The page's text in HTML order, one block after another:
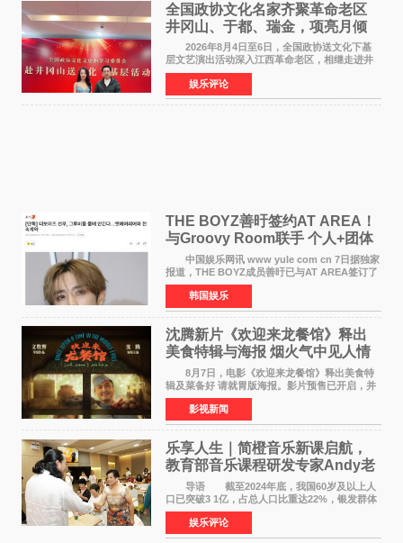
全国政协文化名家齐聚革命老区
井冈山、于都、瑞金，项亮月倾
情献唱《桃花谣》致敬红色沃土
2026年8月4日至6日，全国政协送文化下基
层文艺演出活动深入江西革命老区，相继走进井
冈山、于都长征出发地、瑞金三地。由全国政协
文化文史和学习委员会副主任、甘肃省政协原主
席欧阳坚率团，一
娱乐评论
THE BOYZ善旴签约AT AREA！
与Groovy Room联手 个人+团体
活动并行
中国娱乐网讯 www yule com cn 7日据独家
报道，THE BOYZ成员善旴已与AT AREA签订了
专属合约。AT AREA是由知名制作人组合
Groovy Room创立的hip-hop厂牌，旗下拥有多
位实力派音乐人，在韩
韩国娱乐
沈腾新片《欢迎来龙餐馆》释出
美食特辑与海报 烟火气中见人情
温暖
8月7日，电影《欢迎来龙餐馆》释出美食特
辑及菜备好 请就胃版海报。影片预售已开启，并
将于8月8日至10日14:00-21:00举行全国超前点
映。电影《欢迎来龙餐馆》作为战争美食喜剧大
片，讲述了中国
影视新闻
乐享人生｜简橙音乐新课启航，
教育部音乐课程研发专家Andy老
师重磅入驻领航银龄琴声
导语 截至2024年底，我国60岁及以上人
口已突破3 1亿，占总人口比重达22%，银发群体
的精神文化需求日益凸显。2024年1月，国务院办
公厅印发《关于发展银发经济增进老年人福祉的
意见》——这是
娱乐评论